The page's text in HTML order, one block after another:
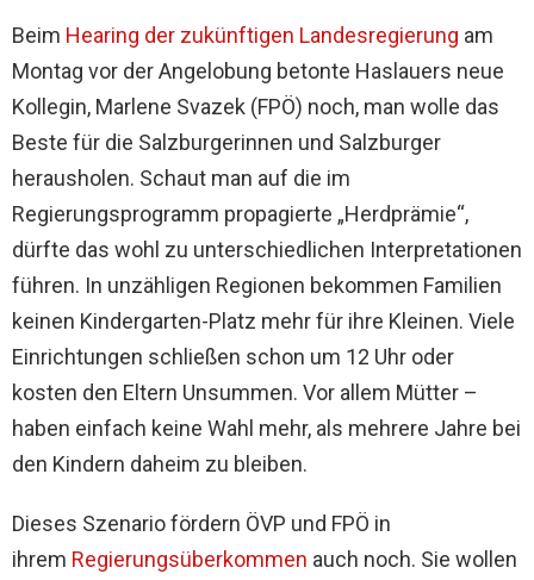
Beim Hearing der zukünftigen Landesregierung am
Montag vor der Angelobung betonte Haslauers neue
Kollegin, Marlene Svazek (FPÖ) noch, man wolle das
Beste für die Salzburgerinnen und Salzburger
herausholen. Schaut man auf die im
Regierungsprogramm propagierte „Herdprämie“,
dürfte das wohl zu unterschiedlichen Interpretationen
führen. In unzähligen Regionen bekommen Familien
keinen Kindergarten-Platz mehr für ihre Kleinen. Viele
Einrichtungen schließen schon um 12 Uhr oder
kosten den Eltern Unsummen. Vor allem Mütter –
haben einfach keine Wahl mehr, als mehrere Jahre bei
den Kindern daheim zu bleiben.
Dieses Szenario fördern ÖVP und FPÖ in
ihrem Regierungsüberkommen auch noch. Sie wollen